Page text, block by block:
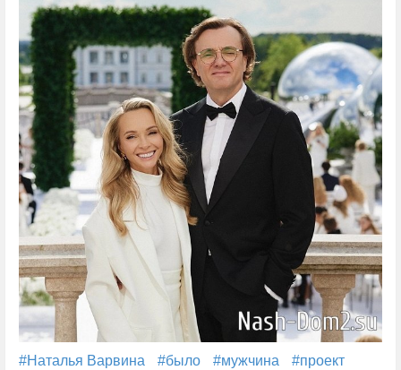
#Наталья Варвина #было #мужчина
#проект